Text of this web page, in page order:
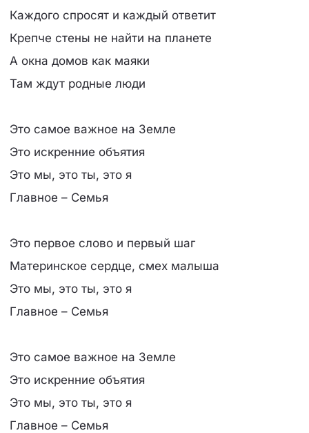
Каждого спросят и каждый ответит
Крепче стены не найти на планете
А окна домов как маяки
Там ждут родные люди
Это самое важное на Земле
Это искренние объятия
Это мы, это ты, это я
Главное – Семья
Это первое слово и первый шаг
Материнское сердце, смех малыша
Это мы, это ты, это я
Главное – Семья
Это самое важное на Земле
Это искренние объятия
Это мы, это ты, это я
Главное – Семья